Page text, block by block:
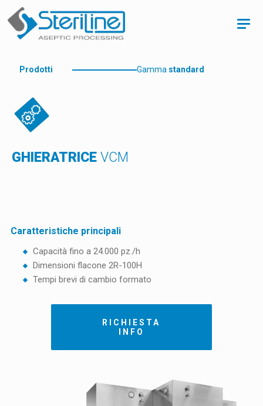
Prodotti Gamma standard
GHIERATRICE VCM
Caratteristiche principali
Capacità fino a 24.000 pz./h
Dimensioni flacone 2R-100H
Tempi brevi di cambio formato
RICHIESTA
INFO